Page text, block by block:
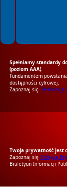
Spełniamy standardy
(poziom AAA).
Fundamentem
dostępności cyfrowej.
Zapoznaj się Deklaracją
Twoja prywatność jest
Zapoznaj się Polityką
Biuletyun Informacji